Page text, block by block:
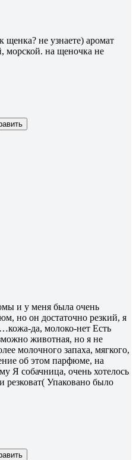
щенка? не узнаете) аромат
морской. на щеночка не
и у меня была очень
но он достаточно резкий, я
да, молоко-нет Есть
животная, но я не
молочного запаха, мягкого,
об этом парфюме, на
Я собачница, очень хотелось
резковат( Упаковано было